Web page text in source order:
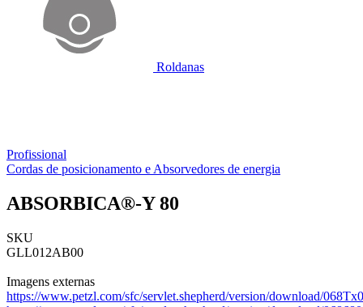
Roldanas
Profissional
Cordas de posicionamento e Absorvedores de energia
ABSORBICA®-Y 80
SKU
GLL012AB00
Imagens externas
https://www.petzl.com/sfc/servlet.shepherd/version/download/